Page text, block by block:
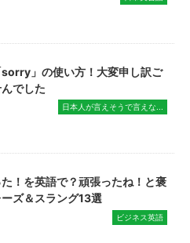
」の使い方！大変申し訳ご
でした
日本人が言えそうで言えな...
！を英語で？頑張ったね！と褒
ズ＆スラング13選
ビジネス英語